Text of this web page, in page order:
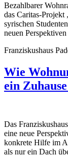
Bezahlbarer
das Caritas-
syrischen
neuen
Franziskushaus
Wie
ein
Das
eine neue
konkrete Hilfe im
als nur ein Dach